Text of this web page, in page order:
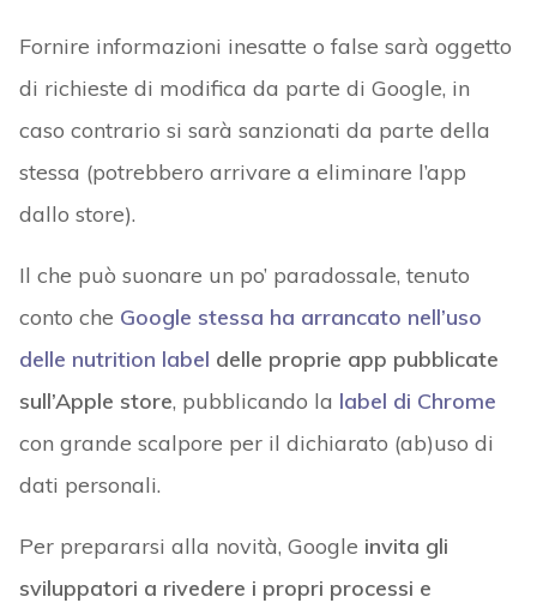
Fornire informazioni inesatte o false sarà oggetto
di richieste di modifica da parte di Google, in
caso contrario si sarà sanzionati da parte della
stessa (potrebbero arrivare a eliminare l’app
dallo store).
Il che può suonare un po’ paradossale, tenuto
conto che Google stessa ha arrancato nell’uso
delle nutrition label delle proprie app pubblicate
sull’Apple store, pubblicando la label di Chrome
con grande scalpore per il dichiarato (ab)uso di
dati personali.
Per prepararsi alla novità, Google invita gli
sviluppatori a rivedere i propri processi e